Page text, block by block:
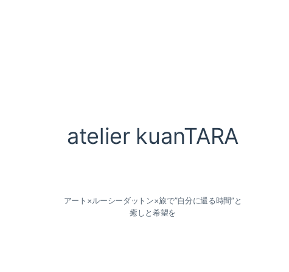
atelier kuanTARA
アート×ルーシーダットン×旅で”自分に還る時間”と
癒しと希望を